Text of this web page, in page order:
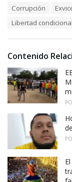
i
s
:
Corrupción
Libertad
Contenido